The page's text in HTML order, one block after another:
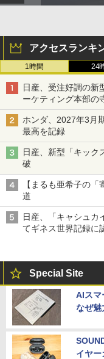
アクセスランキ
1時間 24
日産、受注好調の新
ーケティング本部の
ホンダ、2027年3月
最高を記録
日産、新型「キック
破
【まるも亜希子の
道
日産、「キャシュカ
てギネス世界記録に
Special Site
AIスマ
なぜ魅
イヤー